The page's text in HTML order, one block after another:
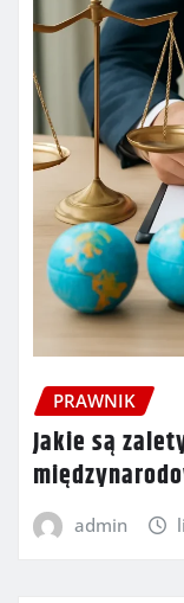
PRAWNIK
Jakie są
admin